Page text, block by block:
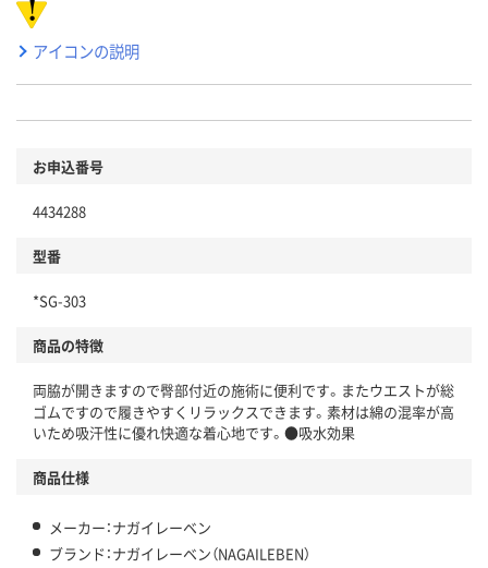
アイコンの説明
お申込番号
4434288
型番
*SG-303
商品の特徴
両脇が開きますので臀部付近の施術に便利です。またウエストが総
ゴムですので履きやすくリラックスできます。素材は綿の混率が高
いため吸汗性に優れ快適な着心地です。●吸水効果
商品仕様
メーカー：ナガイレーベン
ブランド：ナガイレーベン（NAGAILEBEN）